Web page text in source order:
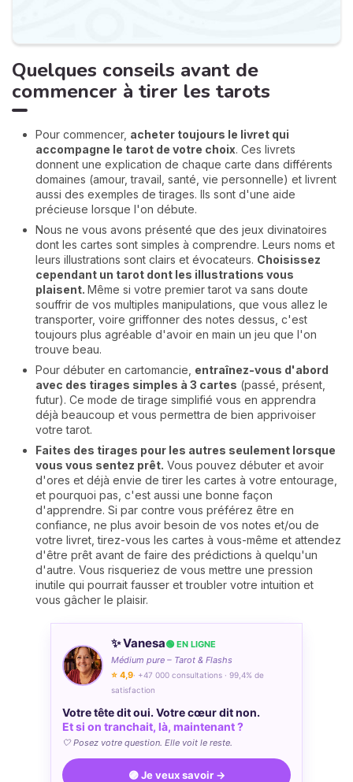
Quelques conseils avant de
commencer à tirer les tarots
Pour commencer, acheter toujours le livret qui
accompagne le tarot de votre choix. Ces livrets
donnent une explication de chaque carte dans différents
domaines (amour, travail, santé, vie personnelle) et livrent
aussi des exemples de tirages. Ils sont d'une aide
précieuse lorsque l'on débute.
Nous ne vous avons présenté que des jeux divinatoires
dont les cartes sont simples à comprendre. Leurs noms et
leurs illustrations sont clairs et évocateurs. Choisissez
cependant un tarot dont les illustrations vous
plaisent. Même si votre premier tarot va sans doute
souffrir de vos multiples manipulations, que vous allez le
transporter, voire griffonner des notes dessus, c'est
toujours plus agréable d'avoir en main un jeu que l'on
trouve beau.
Pour débuter en cartomancie, entraînez-vous d'abord
avec des tirages simples à 3 cartes (passé, présent,
futur). Ce mode de tirage simplifié vous en apprendra
déjà beaucoup et vous permettra de bien apprivoiser
votre tarot.
Faites des tirages pour les autres seulement lorsque
vous vous sentez prêt. Vous pouvez débuter et avoir
d'ores et déjà envie de tirer les cartes à votre entourage,
et pourquoi pas, c'est aussi une bonne façon
d'apprendre. Si par contre vous préférez être en
confiance, ne plus avoir besoin de vos notes et/ou de
votre livret, tirez-vous les cartes à vous-même et attendez
d'être prêt avant de faire des prédictions à quelqu'un
d'autre. Vous risqueriez de vous mettre une pression
inutile qui pourrait fausser et troubler votre intuition et
vous gâcher le plaisir.
✨ Vanesa🟢 EN LIGNE
Médium pure – Tarot & Flashs
⭐ 4,9· +47 000 consultations · 99,4% de
satisfaction
Votre tête dit oui. Votre cœur dit non.
Et si on tranchait, là, maintenant ?
🤍 Posez votre question. Elle voit le reste.
🟣 Je veux savoir →